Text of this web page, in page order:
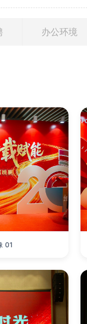
办公环境
01